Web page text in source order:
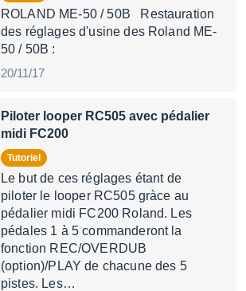
ROLAND ME-50 / 50B Restauration
des réglages d'usine des Roland ME-
50 / 50B :
20/11/17
Piloter looper RC505 avec pédalier
midi FC200
Tutoriel
Le but de ces réglages étant de
piloter le looper RC505 gràce au
pédalier midi FC200 Roland. Les
pédales 1 à 5 commanderont la
fonction REC/OVERDUB
(option)/PLAY de chacune des 5
pistes. Les…